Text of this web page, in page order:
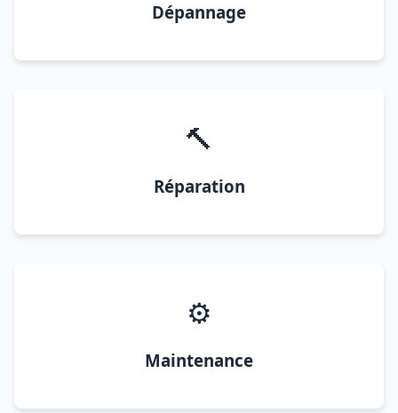
Dépannage
🔨
Réparation
⚙️
Maintenance